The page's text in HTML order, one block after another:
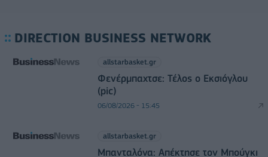
DIRECTION BUSINESS NETWORK
allstarbasket.gr
Φενέρμπαχτσε: Τέλος ο Εκσιόγλου
(pic)
06/08/2026 - 15:45
allstarbasket.gr
Μπανταλόνα: Απέκτησε τον Μπούγκι